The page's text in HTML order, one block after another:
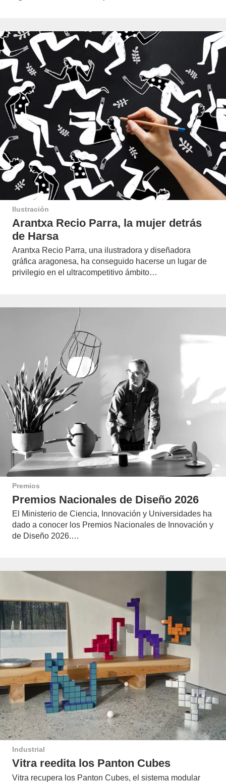
Ilustración
Arantxa Recio Parra, la mujer detrás
de Harsa
Arantxa Recio Parra, una ilustradora y diseñadora
gráfica aragonesa, ha conseguido hacerse un lugar de
privilegio en el ultracompetitivo ámbito…
Premios
Premios Nacionales de Diseño 2026
El Ministerio de Ciencia, Innovación y Universidades ha
dado a conocer los Premios Nacionales de Innovación y
de Diseño 2026.…
Industrial
Vitra reedita los Panton Cubes
Vitra recupera los Panton Cubes, el sistema modular